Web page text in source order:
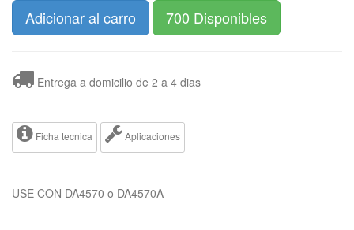
Adicionar al carro 700 Disponibles
Entrega a domicilio de 2 a 4 dias
Ficha tecnica Aplicaciones
USE CON DA4570 o DA4570A